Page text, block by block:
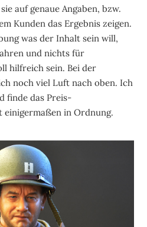
auf genaue Angaben, bzw.
Kunden das Ergebnis zeigen.
was der Inhalt sein will,
und nichts für
hilfreich sein. Bei der
noch viel Luft nach oben. Ich
finde das Preis-
einigermaßen in Ordnung.